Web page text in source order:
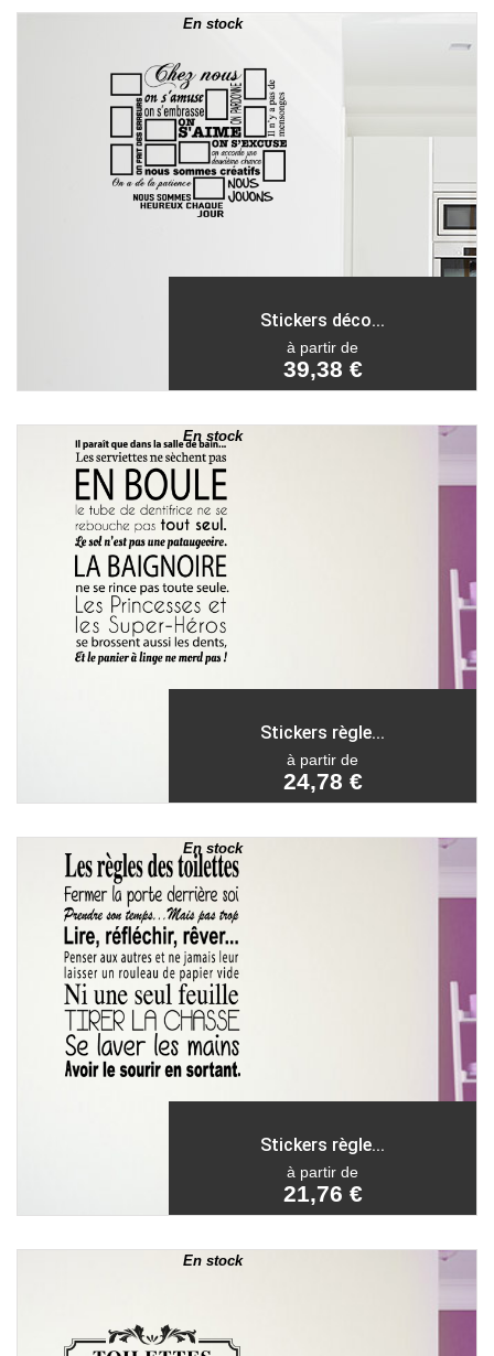
En stock
Stickers déco...
à partir de
39,38 €
En stock
Stickers règle...
à partir de
24,78 €
En stock
Stickers règle...
à partir de
21,76 €
En stock